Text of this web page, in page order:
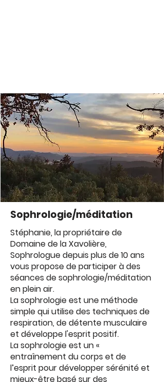
Sophrologie/méditation
Stéphanie, la propriétaire de
Domaine de la Xavolière,
Sophrologue depuis plus de 10 ans
vous propose de participer à des
séances de sophrologie/méditation
en plein air.
La sophrologie est une méthode
simple qui utilise des techniques de
respiration, de détente musculaire
et développe l'esprit positif.
La sophrologie est un «
entraînement du corps et de
l’esprit pour développer sérénité et
mieux-être basé sur des